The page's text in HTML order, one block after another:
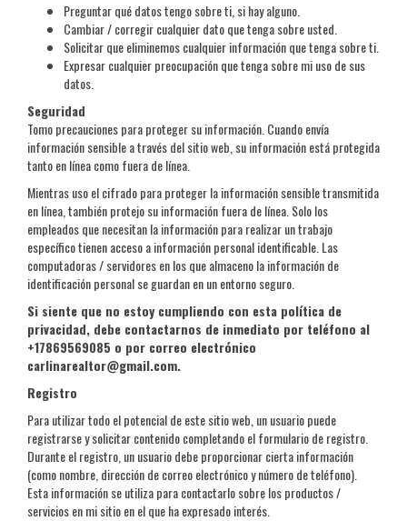
Preguntar qué datos tengo sobre ti, si hay alguno.
Cambiar / corregir cualquier dato que tenga sobre usted.
Solicitar que eliminemos cualquier información que tenga sobre ti.
Expresar cualquier preocupación que tenga sobre mi uso de sus
datos.
Seguridad
Tomo precauciones para proteger su información. Cuando envía
información sensible a través del sitio web, su información está protegida
tanto en línea como fuera de línea.
Mientras uso el cifrado para proteger la información sensible transmitida
en línea, también protejo su información fuera de línea. Solo los
empleados que necesitan la información para realizar un trabajo
específico tienen acceso a información personal identificable. Las
computadoras / servidores en los que almaceno la información de
identificación personal se guardan en un entorno seguro.
Si siente que no estoy cumpliendo con esta política de
privacidad, debe contactarnos de inmediato por teléfono al
+17869569085 o por correo electrónico
carlinarealtor@gmail.com.
Registro
Para utilizar todo el potencial de este sitio web, un usuario puede
registrarse y solicitar contenido completando el formulario de registro.
Durante el registro, un usuario debe proporcionar cierta información
(como nombre, dirección de correo electrónico y número de teléfono).
Esta información se utiliza para contactarlo sobre los productos /
servicios en mi sitio en el que ha expresado interés.